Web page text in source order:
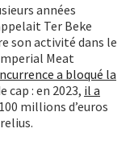
années
Ter Beke
son activité dans le
Meat
a bloqué la
cap : en 2023, il a
millions d’euros